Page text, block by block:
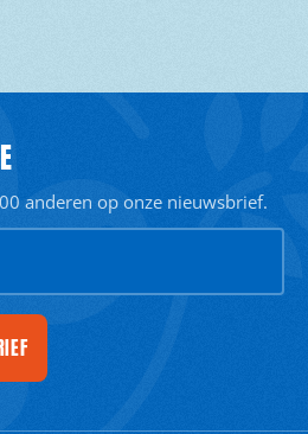
anderen op onze nieuwsbrief.